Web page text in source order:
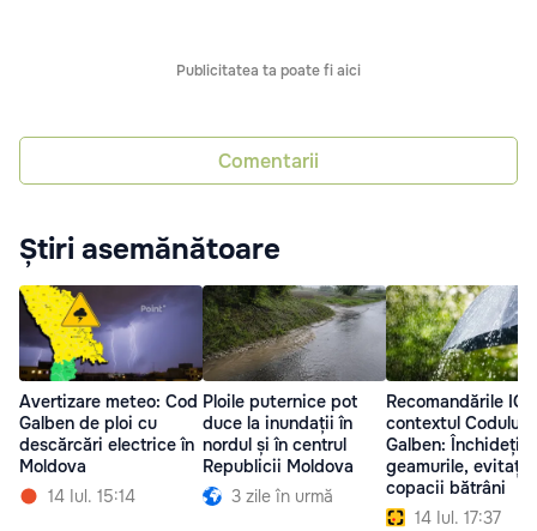
Publicitatea ta poate fi aici
Comentarii
Știri asemănătoare
Avertizare meteo: Cod
Galben de ploi cu
descărcări electrice în
Moldova
14 Iul. 15:14
Ploile puternice pot
duce la inundații în
nordul și în centrul
Republicii Moldova
3 zile în urmă
Recomandările
contextul Codului
Galben: Închideți
geamurile, evitați
copacii bătrâni
14 Iul. 17:37